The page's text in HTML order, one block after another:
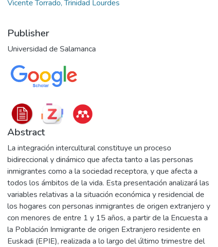
Vicente Torrado, Trinidad Lourdes
Publisher
Universidad de Salamanca
Abstract
La integración intercultural constituye un proceso
bidireccional y dinámico que afecta tanto a las personas
inmigrantes como a la sociedad receptora, y que afecta a
todos los ámbitos de la vida. Esta presentación analizará las
variables relativas a la situación económica y residencial de
los hogares con personas inmigrantes de origen extranjero y
con menores de entre 1 y 15 años, a partir de la Encuesta a
la Población Inmigrante de origen Extranjero residente en
Euskadi (EPIE), realizada a lo largo del último trimestre del